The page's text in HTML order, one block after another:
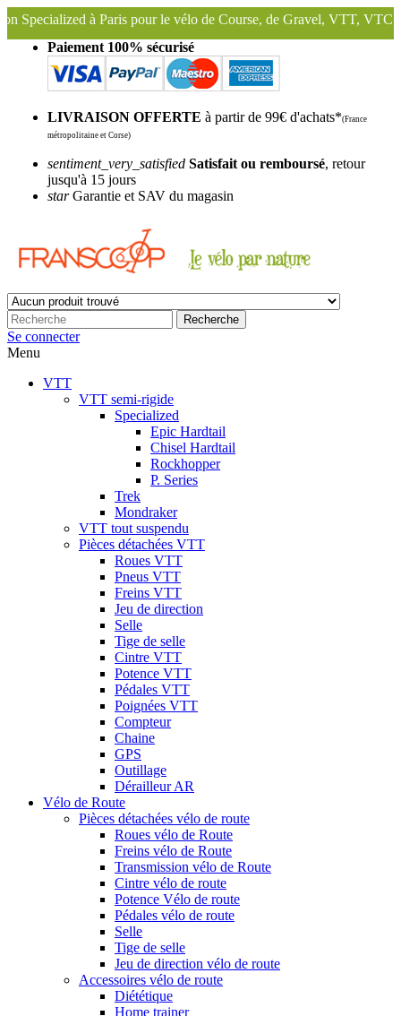
pour le vélo de Course, de Gravel, VTT, VTC ...
Nous
Paiement 100% sécurisé
LIVRAISON OFFERTE à partir de 99€ d'achats*(France
métropolitaine et Corse)
sentiment_very_satisfied Satisfait ou remboursé, retour
jusqu'à 15 jours
starGarantie et SAV du magasin
Recherche
Se connecter
Menu
VTT
VTT semi-rigide
Specialized
Epic Hardtail
Chisel Hardtail
Rockhopper
P. Series
Trek
Mondraker
VTT tout suspendu
Pièces détachées VTT
Roues VTT
Pneus VTT
Freins VTT
Jeu de direction
Selle
Tige de selle
Cintre VTT
Potence VTT
Pédales VTT
Poignées VTT
Compteur
Chaine
GPS
Outillage
Dérailleur AR
Vélo de Route
Pièces détachées vélo de route
Roues vélo de Route
Freins vélo de Route
Transmission vélo de Route
Cintre vélo de route
Potence Vélo de route
Pédales vélo de route
Selle
Tige de selle
Jeu de direction vélo de route
Accessoires vélo de route
Diététique
Home trainer